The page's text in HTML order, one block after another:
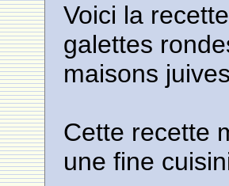
Voici la
galettes
maisons
Cette recette
une fine